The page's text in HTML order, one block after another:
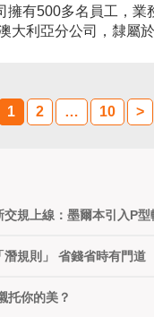
擁有500多名員工，業
隊遍布澳洲華人聚集的主
辦理數量領跑全國、連
1 2 … 10 >
規上線：墨爾本引入P型
潛規則」 省錢省時有門道
托你的美？